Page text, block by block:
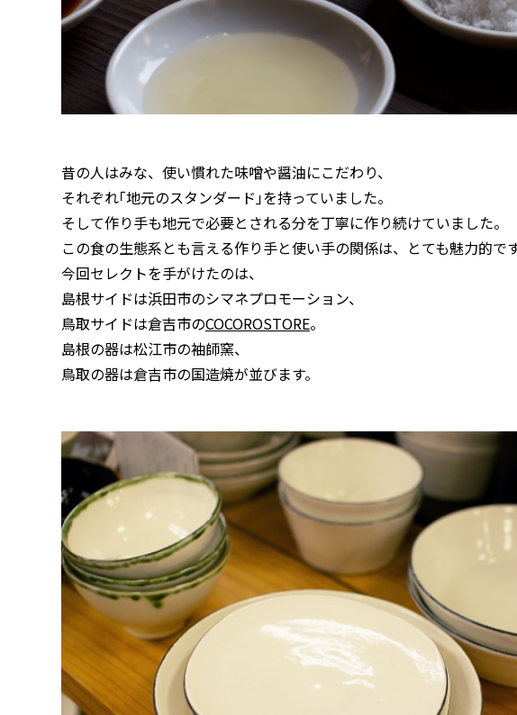
昔の人はみな、使い慣れた味噌や醤油にこだわり、
それぞれ｢地元のスタンダード｣を持っていました。
そして作り手も地元で必要とされる分を丁寧に作り続けていました。
この食の生態系とも言える作り手と使い手の関係は、とても魅力的で
今回セレクトを手がけたのは、
島根サイドは浜田市のシマネプロモーション、
鳥取サイドは倉吉市のCOCOROSTORE。
島根の器は松江市の袖師窯、
鳥取の器は倉吉市の国造焼が並びます。